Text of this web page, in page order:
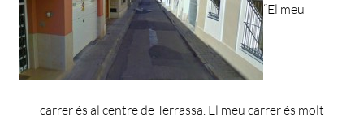
“El meu
carrer és al centre de Terrassa. El meu carrer és molt